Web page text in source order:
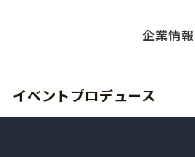
企業情報
イベントプロデュース